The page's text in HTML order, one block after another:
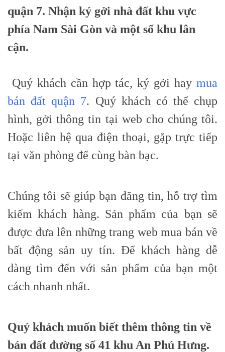
quận 7. Nhận ký gởi nhà đất khu vực
phía Nam Sài Gòn và một số khu lân
cận.
Quý khách cần hợp tác, ký gởi hay mua
bán đất quận 7. Quý khách có thể chụp
hình, gởi thông tin tại web cho chúng tôi.
Hoặc liên hệ qua điện thoại, gặp trực tiếp
tại văn phòng để cùng bàn bạc.
Chúng tôi sẽ giúp bạn đăng tin, hỗ trợ tìm
kiếm khách hàng. Sản phẩm của bạn sẽ
được đưa lên những trang web mua bán về
bất động sản uy tín. Để khách hàng dễ
dàng tìm đến với sản phẩm của bạn một
cách nhanh nhất.
Quý khách muốn biết thêm thông tin về
bán đất đường số 41 khu An Phú Hưng.